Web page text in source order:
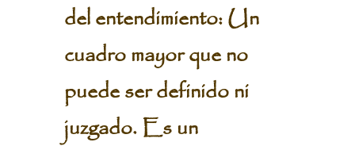
del entendimiento: Un
cuadro mayor que no
puede ser definido ni
juzgado. Es un